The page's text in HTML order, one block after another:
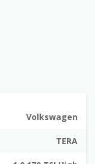
Volkswagen
TERA